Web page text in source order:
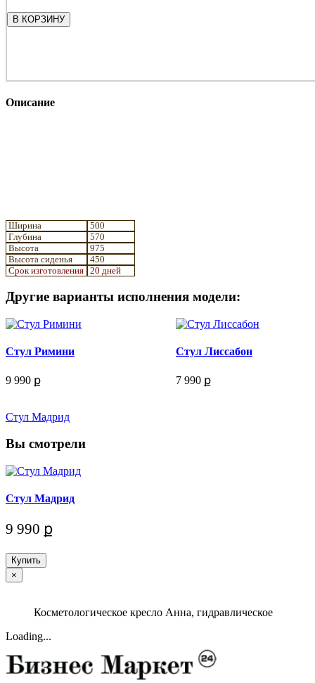
В КОРЗИНУ
Описание
Ширина
500
Глубина
570
Высота
975
Высота сиденья
450
Срок изготовления 20 дней
Другие варианты исполнения модели:
Стул Римини
9 990 ք
Стул Лиссабон
7 990 ք
Стул Мадрид
Вы смотрели
Стул Мадрид
9 990 ք
Купить
×
Косметологическое кресло Анна, гидравлическое
Loading...